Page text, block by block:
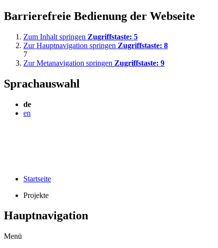
Barrierefreie Bedienung der Webseite
Zum Inhalt springen Zugriffstaste: 5
Zur Hauptnavigation springen Zugriffstaste: 8
7
Zur Metanavigation springen Zugriffstaste: 9
Sprachauswahl
de
en
Startseite
Projekte
Hauptnavigation
Menü